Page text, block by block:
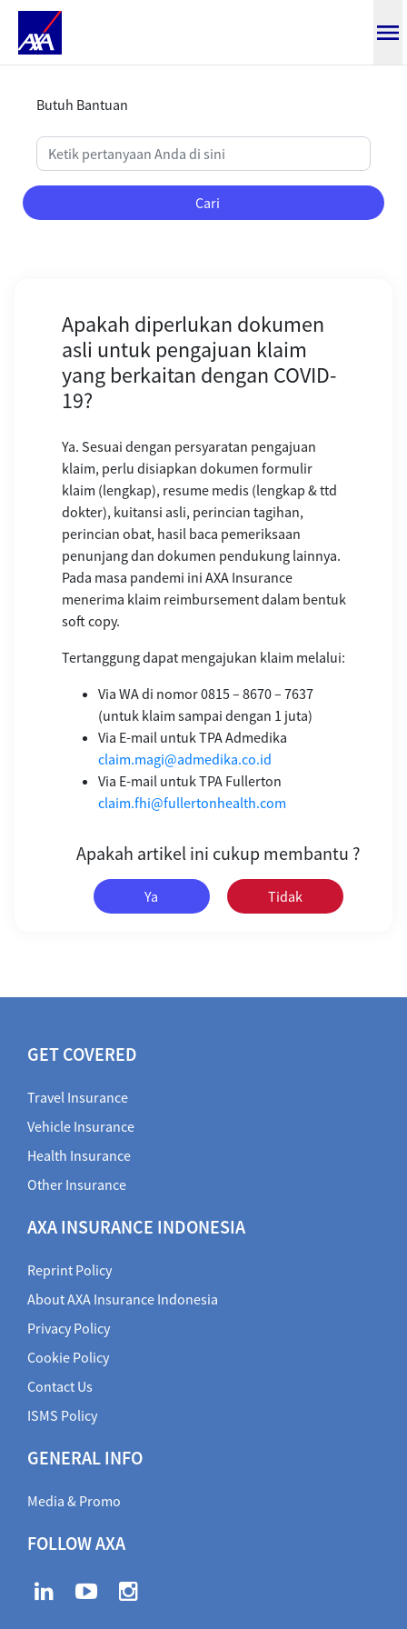
Butuh Bantuan
Cari
Apakah diperlukan dokumen
asli untuk pengajuan klaim
yang berkaitan dengan COVID-
19?
Ya. Sesuai dengan persyaratan pengajuan
klaim, perlu disiapkan dokumen formulir
klaim (lengkap), resume medis (lengkap & ttd
dokter), kuitansi asli, perincian tagihan,
perincian obat, hasil baca pemeriksaan
penunjang dan dokumen pendukung lainnya.
Pada masa pandemi ini AXA Insurance
menerima klaim reimbursement dalam bentuk
soft copy.
Tertanggung dapat mengajukan klaim melalui:
Via WA di nomor 0815 – 8670 – 7637
(untuk klaim sampai dengan 1 juta)
Via E-mail untuk TPA Admedika
claim.magi@admedika.co.id
Via E-mail untuk TPA Fullerton
claim.fhi@fullertonhealth.com
Apakah artikel ini cukup membantu ?
Ya Tidak
GET COVERED
Travel Insurance
Vehicle Insurance
Health Insurance
Other Insurance
AXA INSURANCE INDONESIA
Reprint Policy
About AXA Insurance Indonesia
Privacy Policy
Cookie Policy
Contact Us
ISMS Policy
GENERAL INFO
Media & Promo
FOLLOW AXA